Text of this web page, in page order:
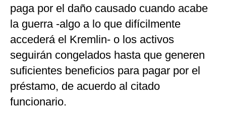
paga por el daño causado cuando acabe
la guerra -algo a lo que difícilmente
accederá el Kremlin- o los activos
seguirán congelados hasta que generen
suficientes beneficios para pagar por el
préstamo, de acuerdo al citado
funcionario.